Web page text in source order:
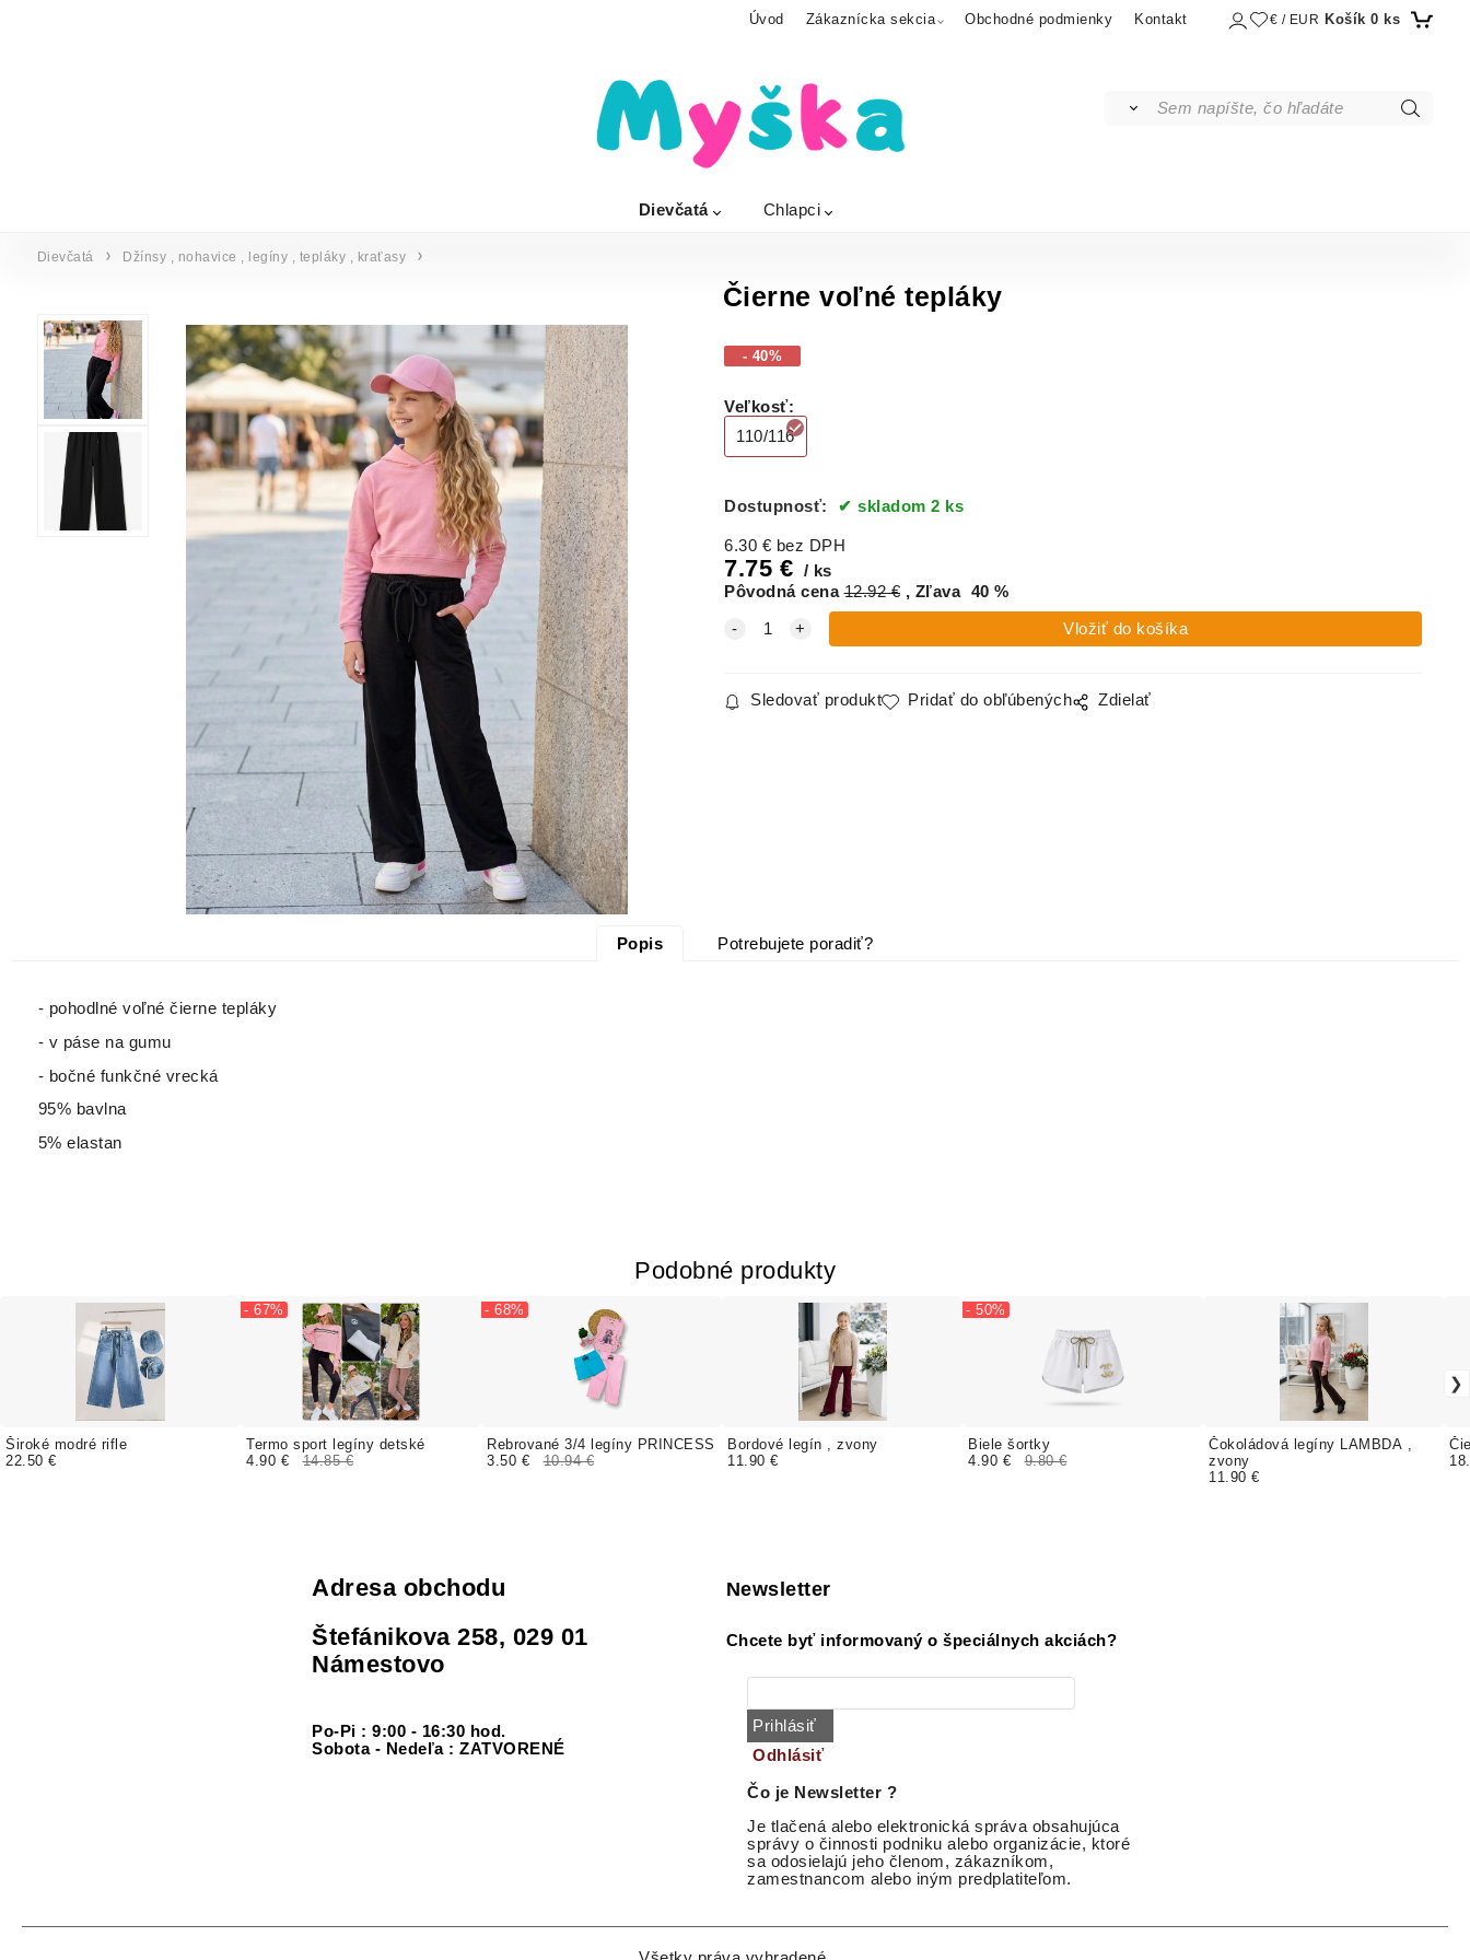
Úvod Zákaznícka sekcia Obchodné podmienky Kontakt € / EUR Košík 0 ks
Dievčatá Chlapci
Dievčatá Džínsy , nohavice , legíny , tepláky , kraťasy
Čierne voľné tepláky
- 40%
Veľkosť:
110/116
Dostupnosť: skladom 2 ks
6.30 € bez DPH
7.75 €
ks
Pôvodná cena 12.92€ Zľava 40 %
Sledovať produkt Pridať do obľúbených Zdielať
Popis Potrebujete poradiť?
- pohodlné voľné čierne tepláky
- v páse na gumu
- bočné funkčné vrecká
95% bavlna
5% elastan
Podobné produkty
Široké modré rifle
22.50 €
Termo sport legíny detské
- 67%
4.90 € 14.85 €
Rebrované 3/4 legíny PRINCESS
- 68%
3.50 € 10.94 €
Bordové legín , zvony
11.90 €
Biele šortky
- 50%
4.90 € 9.80 €
Čokoládová legíny LAMBDA ,
zvony
11.90 €
Adresa obchodu
Štefánikova 258, 029 01
Námestovo
Po-Pi : 9:00 - 16:30 hod.
Sobota - Nedeľa : ZATVORENÉ
Newsletter
Chcete byť informovaný o špeciálnych akciách?
Prihlásiť
Odhlásiť
Čo je Newsletter ?
Je tlačená alebo elektronická správa obsahujúca
správy o činnosti podniku alebo organizácie, ktoré
sa odosielajú jeho členom, zákazníkom,
zamestnancom alebo iným predplatiteľom.